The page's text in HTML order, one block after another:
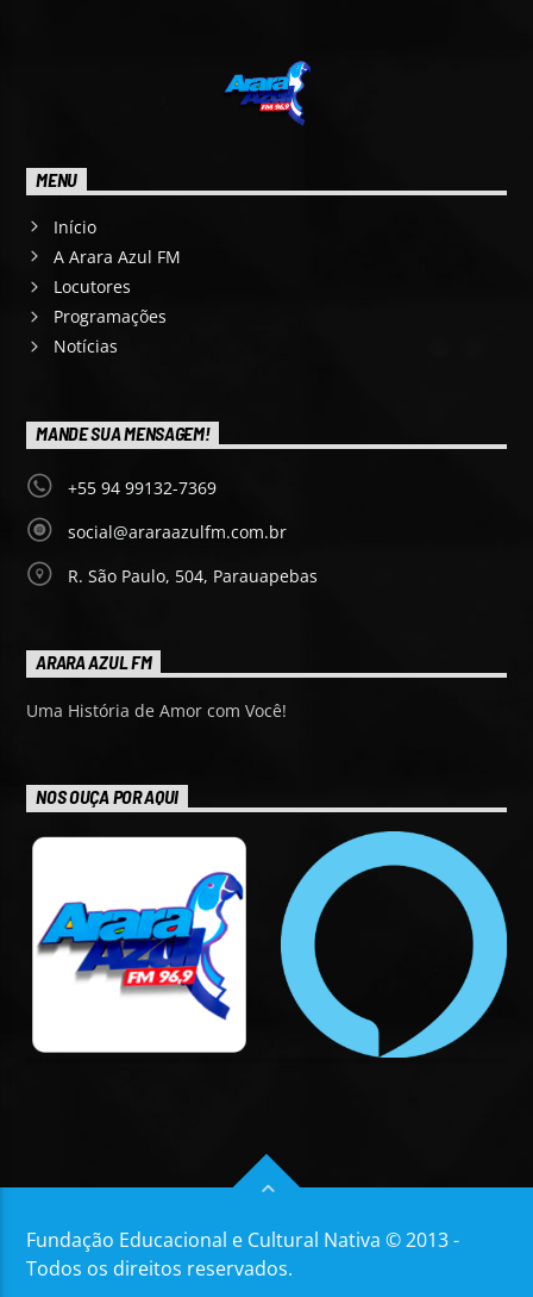
MENU
Início
A Arara Azul FM
Locutores
Programações
Notícias
MANDE SUA MENSAGEM!
+55 94 99132-7369
social@araraazulfm.com.br
R. São Paulo, 504, Parauapebas
ARARA AZUL FM
Uma História de Amor com Você!
NOS OUÇA POR AQUI
Fundação Educacional e Cultural Nativa © 2013 -
Todos os direitos reservados.